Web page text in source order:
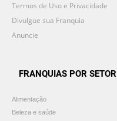
Termos de Uso e Privacidade
Divulgue sua Franquia
Anuncie
FRANQUIAS POR SETOR
Alimentação
Beleza e saúde